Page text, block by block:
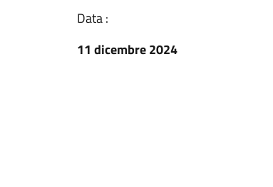
Data :
11 dicembre 2024